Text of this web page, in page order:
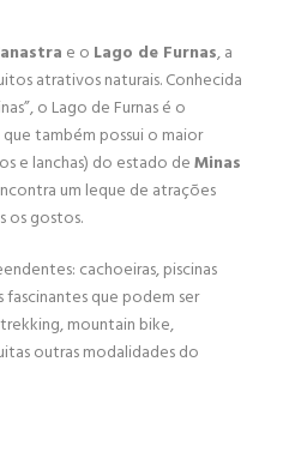
e o Lago de Furnas, a
atrativos naturais. Conhecida
o Lago de Furnas é o
também possui o maior
e lanchas) do estado deMinas
um leque de atrações
os gostos.
cachoeiras, piscinas
fascinantes que podem ser
mountain bike,
outras modalidades do